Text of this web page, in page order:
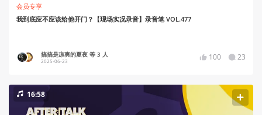
会员专享
我到底应不应该给他开门？【现场实况录音】录音笔 VOL.477
搞搞是凉爽的夏夜 等 3 人
2025-06-23 100 23
16:58